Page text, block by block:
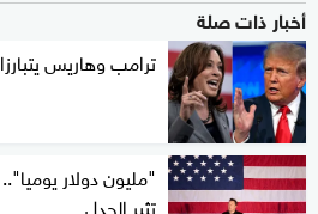
أخبار ذات صلة
ترامب وهاريس
"مليون دولار
تثير الجدل